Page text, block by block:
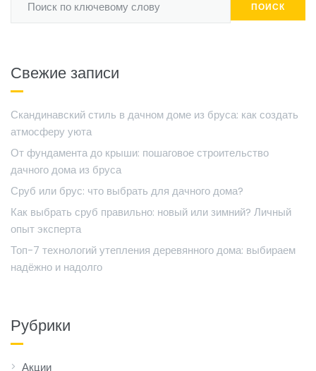
ПОИСК
Свежие записи
Скандинавский стиль в дачном доме из бруса: как создать
атмосферу уюта
От фундамента до крыши: пошаговое строительство
дачного дома из бруса
Сруб или брус: что выбрать для дачного дома?
Как выбрать сруб правильно: новый или зимний? Личный
опыт эксперта
Топ-7 технологий утепления деревянного дома: выбираем
надёжно и надолго
Рубрики
Акции